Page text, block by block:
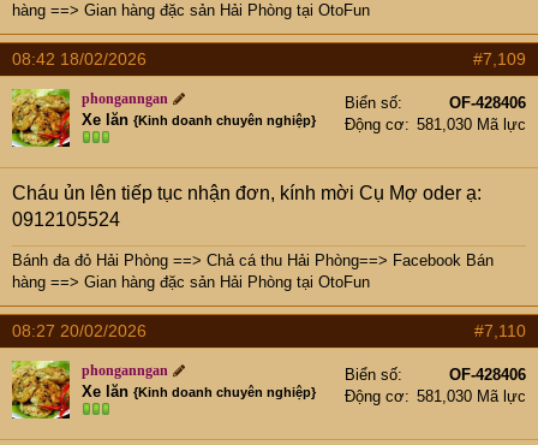
hàng ==> Gian hàng đặc sản Hải Phòng tại OtoFun
08:42 18/02/2026 #7,109
phonganngan
Xe lăn {Kinh doanh chuyên nghiệp}
Biển số
OF-428406
Động cơ
581,030 Mã lực
Cháu ủn lên tiếp tục nhận đơn, kính mời Cụ Mợ oder ạ:
0912105524
Bánh đa đỏ Hải Phòng ==> Chả cá thu Hải Phòng==> Facebook Bán
hàng ==> Gian hàng đặc sản Hải Phòng tại OtoFun
08:27 20/02/2026 #7,110
phonganngan
Xe lăn {Kinh doanh chuyên nghiệp}
Biển số
OF-428406
Động cơ
581,030 Mã lực